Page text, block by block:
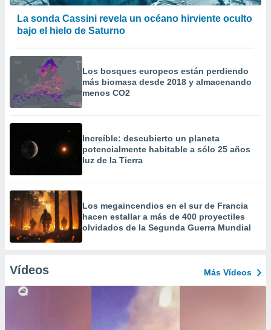
La sonda Cassini revela un océano hirviente oculto
bajo el hielo de Saturno
Los bosques europeos están perdiendo
más biomasa desde 2018 y almacenando
menos CO2
Increíble: descubierto un planeta
potencialmente habitable a sólo 25 años
luz de la Tierra
Los megaincendios en el sur de Francia
hacen estallar a más de 400 proyectiles
olvidados de la Segunda Guerra Mundial
Vídeos Más Vídeos